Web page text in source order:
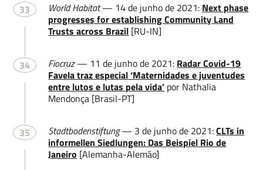
33 World Habitat— 14 de junho de 2021: Next phase
progresses for establishing Community Land
Trusts across Brazil [RU-IN]
34 Fiocruz— 11 de junho de 2021: Radar Covid-19
Favela traz especial ‘Maternidades e juventudes
entre lutos e lutas pela vida’ por Nathalia
Mendonça [Brasil-PT]
35 Stadtbodenstiftung— 3 de junho de 2021:CLTs in
informellen Siedlungen: Das Beispiel Rio de
Janeiro [Alemanha-Alemão]